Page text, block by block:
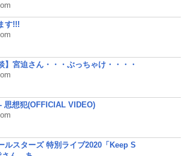
す!!!
】宮迫さん・・・ぶっちゃけ・・・・
思想犯(OFFICIAL VIDEO)
ルスターズ 特別ライブ2020「Keep S